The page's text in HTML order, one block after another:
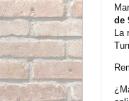
de
La